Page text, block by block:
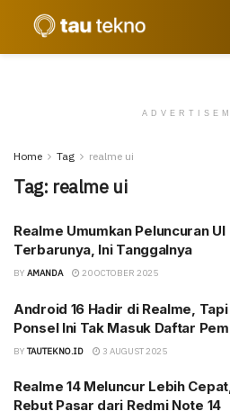
Home Tag realme ui
Tag: realme ui
Realme Umumkan Peluncuran UI
Terbarunya, Ini Tanggalnya
BY AMANDA 20 OCTOBER 2025
Android 16 Hadir di Realme,
Ponsel Ini Tak Masuk Daftar
BY TAUTEKNO.ID 3 AUGUST 2025
Realme 14 Meluncur Lebih
Rebut Pasar dari Redmi Note 14